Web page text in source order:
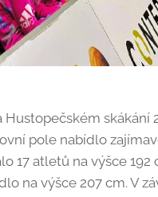
Hustopečském skákání
pole nabídlo
17 atletů na výšce
na výšce 207 cm. V